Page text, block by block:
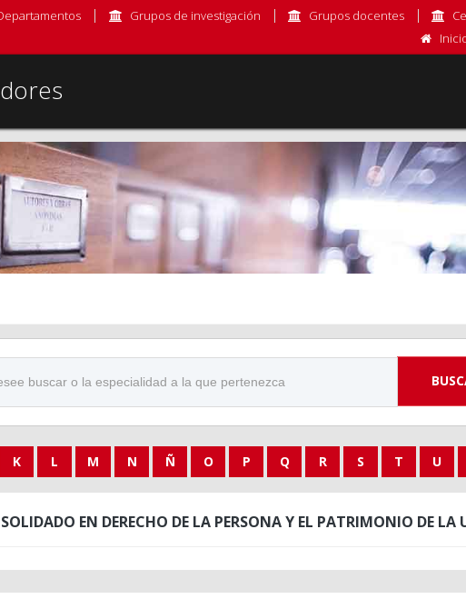
Grupos de investigación Grupos docentes
K L M N Ñ O P Q R S T U
EN DERECHO DE LA PERSONA Y EL PATRIMONIO DE LA